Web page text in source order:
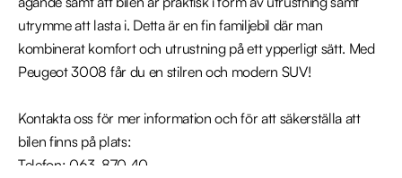
utrymme att lasta i. Detta är en fin familjebil där man
kombinerat komfort och utrustning på ett ypperligt sätt. Med
Peugeot 3008 får du en stilren och modern SUV!
Kontakta oss för mer information och för att säkerställa att
bilen finns på plats:
Telefon: 063-870 40